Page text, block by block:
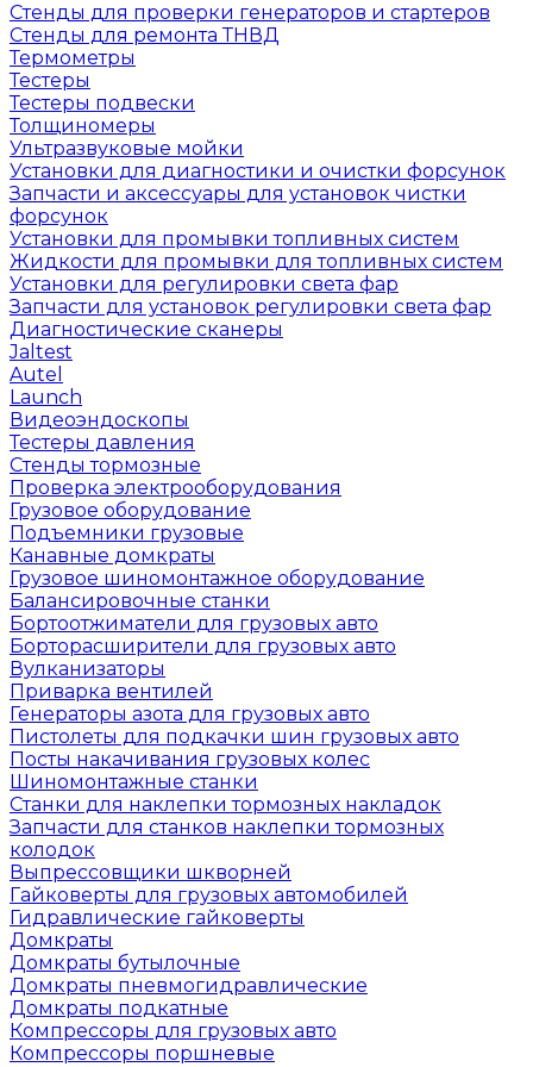
Стенды для проверки генераторов и стартеров
Стенды для ремонта ТНВД
Термометры
Тестеры
Тестеры подвески
Толщиномеры
Ультразвуковые мойки
Установки для диагностики и очистки форсунок
Запчасти и аксессуары для установок чистки
форсунок
Установки для промывки топливных систем
Жидкости для промывки для топливных систем
Установки для регулировки света фар
Запчасти для установок регулировки света фар
Диагностические сканеры
Jaltest
Autel
Launch
Видеоэндоскопы
Тестеры давления
Стенды тормозные
Проверка электрооборудования
Грузовое оборудование
Подъемники грузовые
Канавные домкраты
Грузовое шиномонтажное оборудование
Балансировочные станки
Бортоотжиматели для грузовых авто
Борторасширители для грузовых авто
Вулканизаторы
Приварка вентилей
Генераторы азота для грузовых авто
Пистолеты для подкачки шин грузовых авто
Посты накачивания грузовых колес
Шиномонтажные станки
Станки для наклепки тормозных накладок
Запчасти для станков наклепки тормозных
колодок
Выпрессовщики шкворней
Гайковерты для грузовых автомобилей
Гидравлические гайковерты
Домкраты
Домкраты бутылочные
Домкраты пневмогидравлические
Домкраты подкатные
Компрессоры для грузовых авто
Компрессоры поршневые